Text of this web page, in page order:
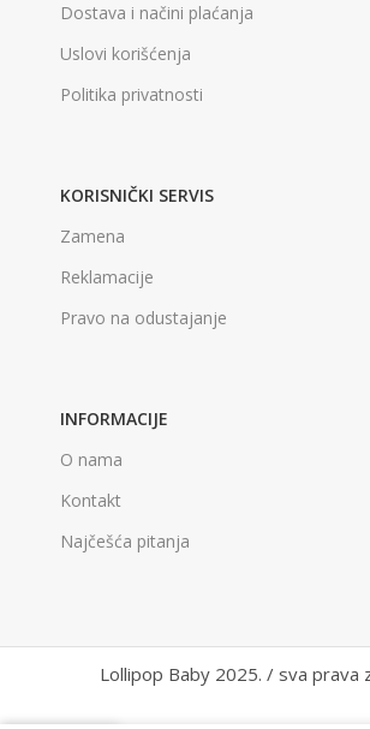
Dostava i načini plaćanja
Uslovi korišćenja
Politika privatnosti
KORISNIČKI SERVIS
Zamena
Reklamacije
Pravo na odustajanje
INFORMACIJE
O nama
Kontakt
Najčešća pitanja
Lollipop Baby 2025. / sva prava